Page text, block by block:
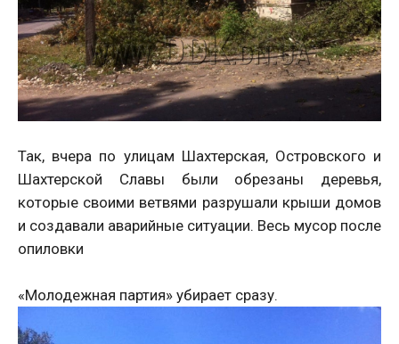
Так, вчера по улицам Шахтерская, Островского и
Шахтерской Славы были обрезаны деревья,
которые своими ветвями разрушали крыши домов
и создавали аварийные ситуации. Весь мусор после
опиловки
«Молодежная партия» убирает сразу.